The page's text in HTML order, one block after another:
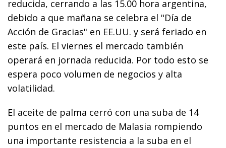
reducida, cerrando a las 15.00 hora argentina,
debido a que mañana se celebra el "Día de
Acción de Gracias" en EE.UU. y será feriado en
este país. El viernes el mercado también
operará en jornada reducida. Por todo esto se
espera poco volumen de negocios y alta
volatilidad.
El aceite de palma cerró con una suba de 14
puntos en el mercado de Malasia rompiendo
una importante resistencia a la suba en el